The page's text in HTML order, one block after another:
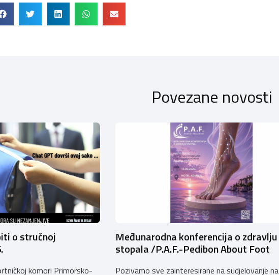
Povezane novosti
o stručnoj
komori Primorsko-
Međunarodna konferencija o zdravlju
stopala /P.A.F.-Pedibon About Foot
Pozivamo sve zainteresirane na sudjelovanje na